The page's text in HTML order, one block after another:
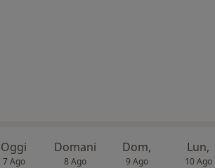
Oggi
7 Ago
Domani
8 Ago
Dom,
9 Ago
Lun,
10 Ago